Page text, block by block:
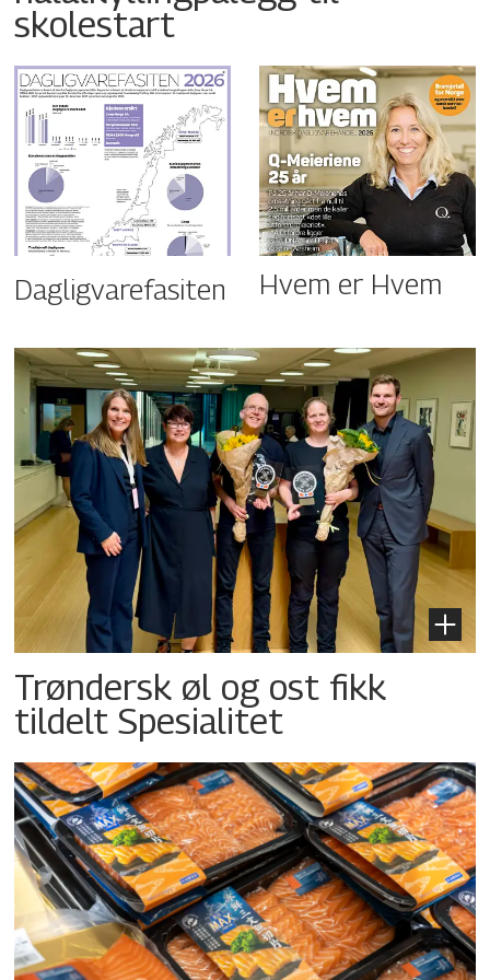
skolestart
Dagligvarefasiten Hvem er Hvem
Trøndersk øl og ost fikk
tildelt Spesialitet